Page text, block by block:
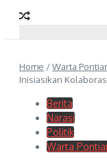
Home /Warta
Inisiasikan
Berita
Narasi
Politik
Warta